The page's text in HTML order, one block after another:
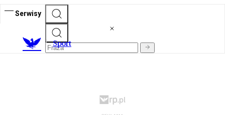
Serwisy
Sport